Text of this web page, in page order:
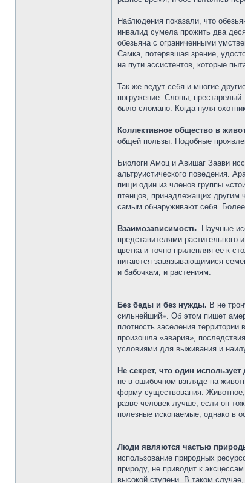
Наблюдения показали, что
инвалид сумела прожить два
обезьяна с ограниченными
Самка, потерявшая зрение,
на пути ассистентов, которые
Так же ведут себя и многие
погружение. Слоны, престарелый
было сломано. Когда пуля
Коллективное общество в
общей пользы. Подобные
Биологи Амоц и Авишаг Заави
альтруистического поведения.
пищи один из членов группы
птенцов, принадлежащих другим
самым обнаруживают себя. Более
Взаимозависимость. Научные
представителями
цветка и точно прилепляя ее к
питаются завязывающимися
и бабочкам, и растениям.
Без беды и без нужды. В не
сильнейший». Об этом пишет
плотность заселения
произошла «авария»,
условиями для выживания и
Не секрет, что один
не в ошибочном взгляде на
форму существования.
разве человек лучше, если он
полезные ископаемые, однако в
Люди являются частью
использование природных
природу, не приводит к
высокой ступени. В таком